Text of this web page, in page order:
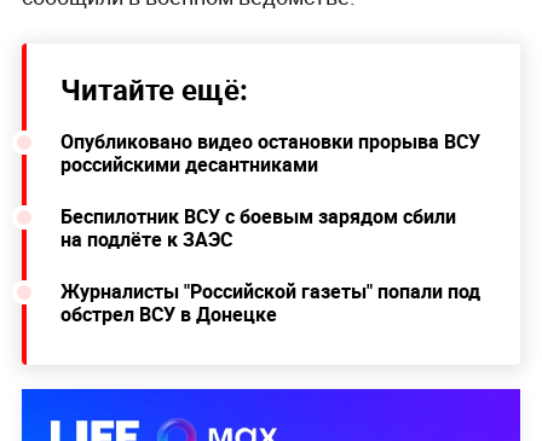
Читайте ещё:
Опубликовано видео остановки прорыва ВСУ
российскими десантниками
Беспилотник ВСУ с боевым зарядом сбили
на подлёте к ЗАЭС
Журналисты "Российской газеты" попали под
обстрел ВСУ в Донецке